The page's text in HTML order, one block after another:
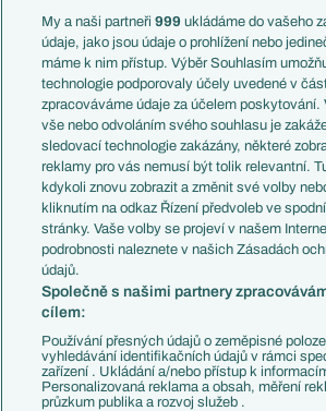
Témata
Představení týmů MS
EuroSkauting
PL v kostce
Evropské koeficienty
Přestupy
Přestupové spekulace
Zranění
Kluby
Arsenal FC
Chelsea FC
Manchester United
AC Milán
Juventus FC
Bayern Mnichov
FC Barcelona
Real Madrid
Francie
Itálie
Německo
Španělsko
Argentina
Brazílie
Přestupy
Zápasy
Livescore
Tipovací
My a naši partneři999 ukládáme do vašeho
údaje, jako jsou údaje o prohlížení nebo
máme k nim přístup. Výběr Souhlasím
technologie podporovaly účely uvedené v
zpracováváme údaje za účelem poskytování.
vše nebo odvoláním svého souhlasu je
sledovací technologie zakázány, některé
reklamy pro vás nemusí být tolik relevantní.
kdykoli znovu zobrazit a změnit své volby
kliknutím na odkaz Řízení předvoleb ve
stránky. Vaše volby se projeví v našem
podrobnosti naleznete v našich Zásadách
údajů.
Společně s našimi partnery
cílem:
Používání přesných údajů o zeměpisné
vyhledávání identifikačních údajů v rámci
zařízení . Ukládání a/nebo přístup k
Personalizovaná reklama a obsah, měření
průzkum publika a rozvoj služeb .